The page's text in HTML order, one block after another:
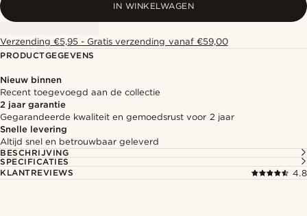
IN WINKELWAGEN
Verzending €5,95 - Gratis verzending vanaf €59,00
PRODUCTGEGEVENS
Nieuw binnen
Recent toegevoegd aan de collectie
2 jaar garantie
Gegarandeerde kwaliteit en gemoedsrust voor 2 jaar
Snelle levering
Altijd snel en betrouwbaar geleverd
BESCHRIJVING
SPECIFICATIES
KLANTREVIEWS
4.8